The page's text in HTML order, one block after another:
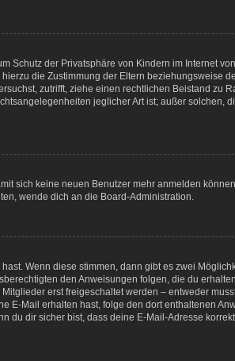
Schutz der Privatsphäre von Kindern im Internet
die Zustimmung der Eltern beziehungsweise
zutrifft, ziehe einen rechtlichen Beistand zu
jeglicher Art ist; außer solchen,
sich keine neuen Benutzer mehr anmelden
wende dich an die Board-Administration.
Wenn diese stimmen, dann gibt es zwei
den Anweisungen folgen, die du
erst freigeschaltet werden – entweder
E-Mail erhalten hast, folge den dort enthaltenen
du dir sicher bist, dass deine E-Mail-Adresse